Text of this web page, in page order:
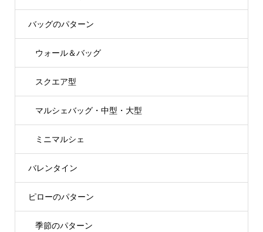
バッグのパターン
ウォール＆バッグ
スクエア型
マルシェバッグ・中型・大型
ミニマルシェ
バレンタイン
ピローのパターン
季節のパターン